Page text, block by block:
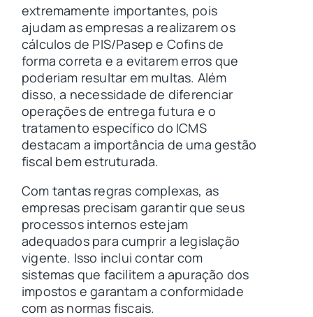
extremamente importantes, pois
ajudam as empresas a realizarem os
cálculos de PIS/Pasep e Cofins de
forma correta e a evitarem erros que
poderiam resultar em multas. Além
disso, a necessidade de diferenciar
operações de entrega futura e o
tratamento específico do ICMS
destacam a importância de uma gestão
fiscal bem estruturada.
Com tantas regras complexas, as
empresas precisam garantir que seus
processos internos estejam
adequados para cumprir a legislação
vigente. Isso inclui contar com
sistemas que facilitem a apuração dos
impostos e garantam a conformidade
com as normas fiscais.